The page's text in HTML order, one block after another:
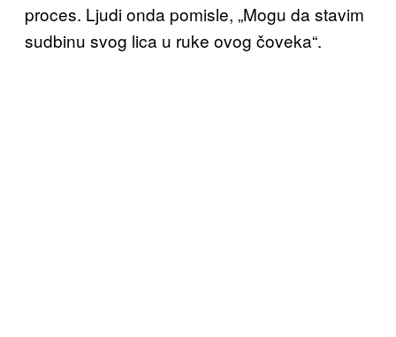
proces. Ljudi onda pomisle, „Mogu da stavim
sudbinu svog lica u ruke ovog čoveka“.